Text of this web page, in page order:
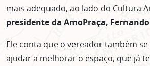
mais adequado, ao lado do Cultura
presidente da AmoPraça,
Ele conta que o vereador também
ajudar a melhorar o espaço, que já